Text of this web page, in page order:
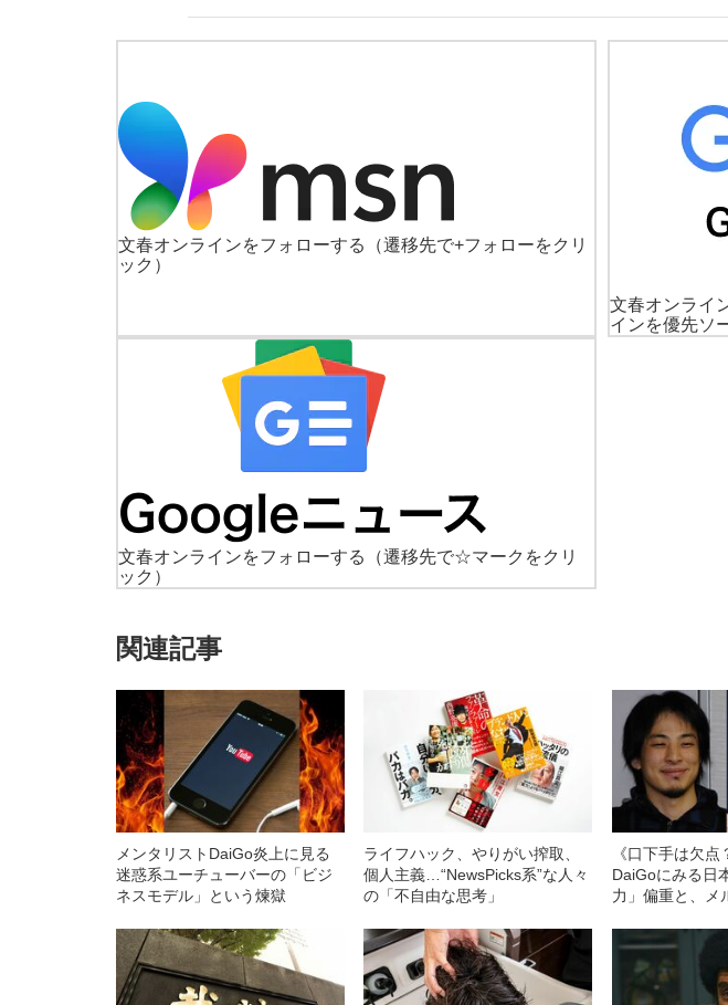
文春オンラインをフォローする
（遷移先で+フォローをクリ
ック）
文春オンライ
インを優先ソ
文春オンラインをフォローする
（遷移先で☆マークをクリ
ック）
関連記事
メンタリストDaiGo炎上に見る
迷惑系ユーチューバーの「ビジ
ネスモデル」という煉獄
ライフハック、やりがい搾取、
個人主義…“NewsPicks系”な人々
の「不自由な思考」
《口下手は欠点
DaiGoにみる日
力」偏重と、メ